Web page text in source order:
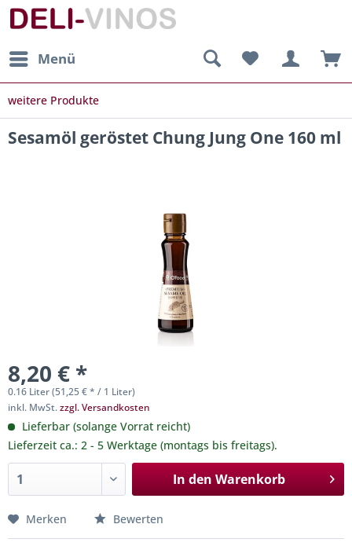
Menü
weitere Produkte
Sesamöl geröstet Chung Jung One 160 ml
8,20 € *
0.16 Liter (51,25 € * / 1 Liter)
inkl. MwSt.zzgl. Versandkosten
Lieferbar (solange Vorrat reicht)
Lieferzeit ca.: 2 - 5 Werktage (montags bis freitags).
In den Warenkorb
Merken Bewerten